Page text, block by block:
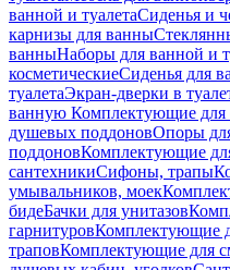
ванной и туалетаСиденья и
карнизы для ванны
ванныНаборы для ванной и
косметическиеСиденья для
туалетаЭкран-дверки в
ванную Комплектующие для
душевых поддоновОпоры
поддоновКомплектующие
сантехникиСифоны, трапы
умывальников, моек
бидеБачки для унитазов
гарнитуровКомплектующие
траповКомплектующие для